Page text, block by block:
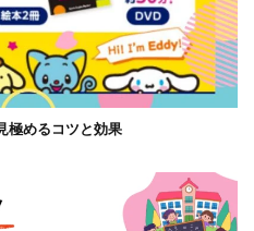
極めるコツと効果